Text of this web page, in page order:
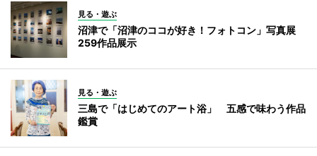
見る・遊ぶ
沼津で「沼津のココが好き！フォトコン」写真展
259作品展示
見る・遊ぶ
三島で「はじめてのアート浴」 五感で味わう作品
鑑賞